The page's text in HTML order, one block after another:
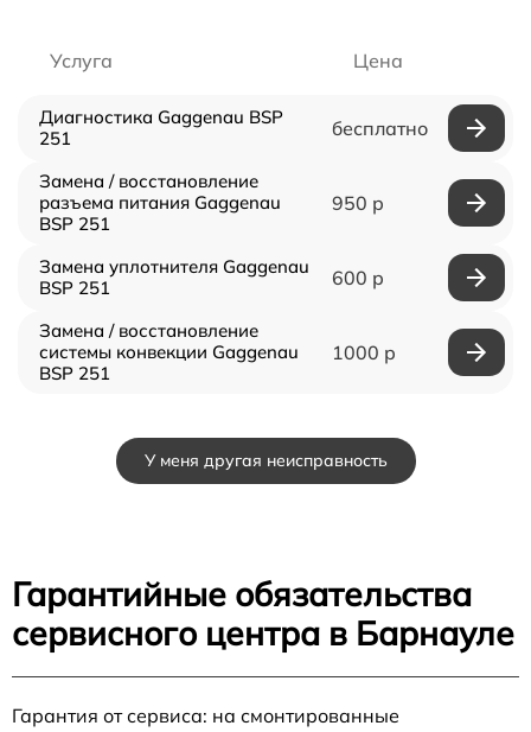
Услуга Цена
Диагностика Gaggenau BSP
251
бесплатно
Замена / восстановление
разъема питания Gaggenau
BSP 251
950 р
Замена уплотнителя Gaggenau
BSP 251
600 р
Замена / восстановление
системы конвекции Gaggenau
BSP 251
1000 р
У меня другая неисправность
Гарантийные обязательства
сервисного центра в Барнауле
Гарантия от сервиса: на смонтированные